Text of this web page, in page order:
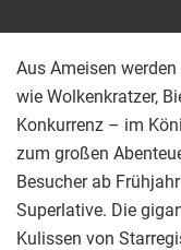
Aus Ameisen
wie Wolkenkratzer,
Konkurrenz – im
zum großen
Besucher ab
Superlative. Die
Kulissen von